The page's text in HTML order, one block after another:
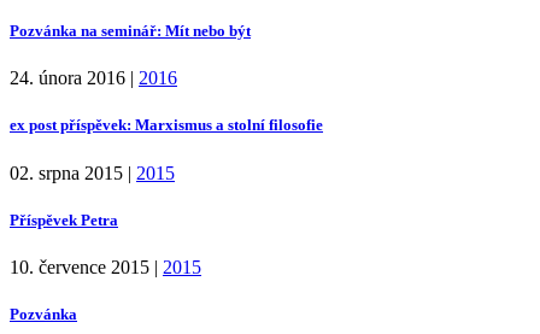
Pozvánka na seminář: Mít nebo být
24. února 2016 | 2016
ex post příspěvek: Marxismus a stolní filosofie
02. srpna 2015 | 2015
Příspěvek Petra
10. července 2015 | 2015
Pozvánka